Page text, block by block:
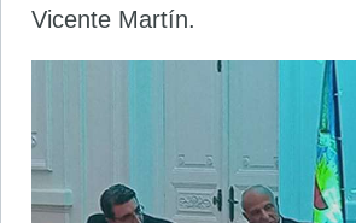
Vicente Martín.